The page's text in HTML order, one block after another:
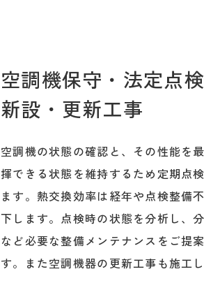
空調機保守・法定点検
新設・更新工事
空調機の状態の確認と、その性能を
揮できる状態を維持するため定期点
ます。熱交換効率は経年や点検整備
下します。点検時の状態を分析し、
など必要な整備メンテナンスをご提
す。また空調機器の更新工事も施工し